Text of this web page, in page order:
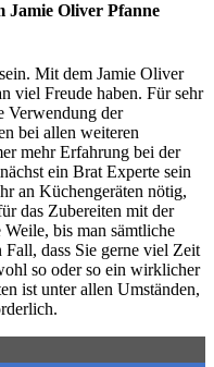
Jamie Oliver Pfanne
Mit dem Jamie Oliver
viel Freude haben. Für sehr
Verwendung der
bei allen weiteren
mehr Erfahrung bei der
ein Brat Experte sein
an Küchengeräten nötig,
das Zubereiten mit der
bis man sämtliche
dass Sie gerne viel Zeit
so oder so ein wirklicher
ist unter allen Umständen,